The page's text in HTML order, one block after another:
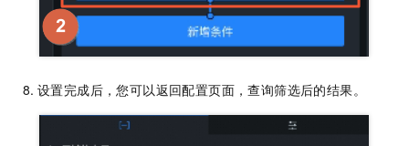
设置完成后，您可以返回配置页面，查询筛选后的结果。